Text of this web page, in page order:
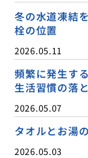
冬の水道凍結
栓の位置
2026.05.11
頻繁に発生す
生活習慣の落
2026.05.07
タオルとお湯
2026.05.03